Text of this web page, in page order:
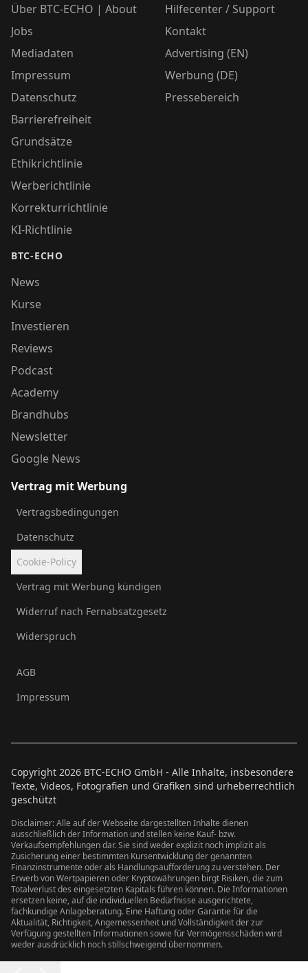
Über BTC-ECHO | About
Jobs
Mediadaten
Impressum
Datenschutz
Barrierefreiheit
Grundsätze
Ethikrichtlinie
Werberichtlinie
Korrekturrichtlinie
KI-Richtlinie
BTC-ECHO
News
Kurse
Investieren
Reviews
Podcast
Academy
Brandhubs
Newsletter
Google News
Hilfecenter / Support
Kontakt
Advertising (EN)
Werbung (DE)
Pressebereich
Vertrag mit Werbung
Vertragsbedingungen
Datenschutz
Cookie-Policy
Vertrag mit Werbung kündigen
Widerruf nach Fernabsatzgesetz
Widerspruch
AGB
Impressum
Copyright 2026 BTC-ECHO GmbH - Alle Inhalte, insbesondere
Texte, Videos, Fotografien und Grafiken sind urheberrechtlich
geschützt
Disclaimer: Alle auf der Webseite dargestellten Inhalte dienen
ausschließlich der Information und stellen keine Kauf- bzw.
Verkaufsempfehlungen dar. Sie sind weder explizit noch implizit als
Zusicherung einer bestimmten Kursentwicklung der genannten
Finanzinstrumente oder als Handlungsaufforderung zu verstehen. Der
Erwerb von Wertpapieren oder Kryptowährungen birgt Risiken, die zum
Totalverlust des eingesetzten Kapitals führen können. Die Informationen
ersetzen keine, auf die individuellen Bedürfnisse ausgerichtete,
fachkundige Anlageberatung. Eine Haftung oder Garantie für die
Aktualität, Richtigkeit, Angemessenheit und Vollständigkeit der zur
Verfügung gestellten Informationen sowie für Vermögensschäden wird
weder ausdrücklich noch stillschweigend übernommen.